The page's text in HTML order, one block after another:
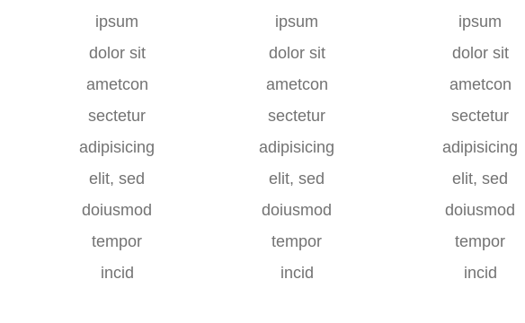
ipsum
dolor sit
ametcon
sectetur
adipisicing
elit, sed
doiusmod
tempor
incid
ipsum
dolor sit
ametcon
sectetur
adipisicing
elit, sed
doiusmod
tempor
incid
ipsum
dolor sit
ametcon
sectetur
adipisicing
elit, sed
doiusmod
tempor
incid